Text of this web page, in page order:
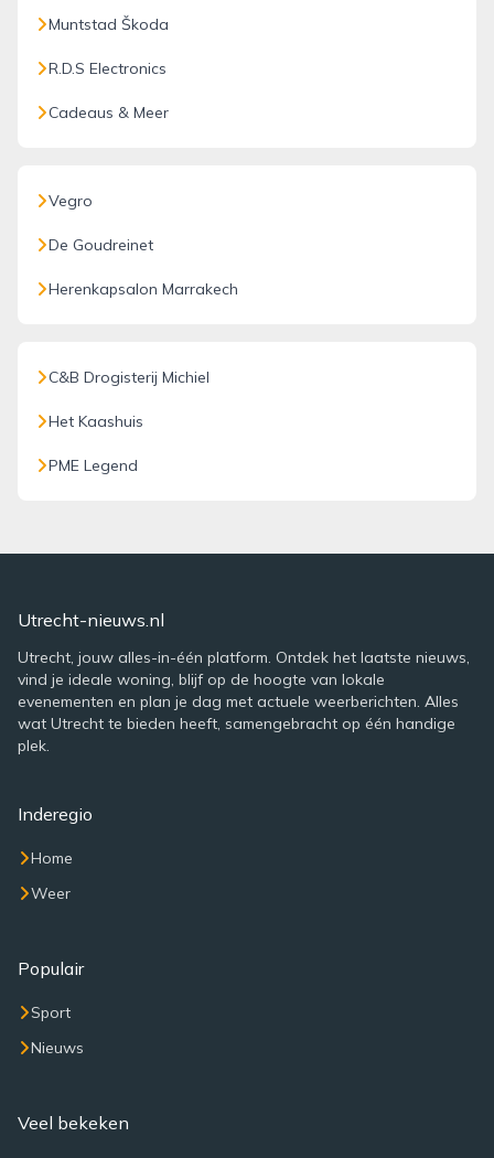
Muntstad Škoda
R.D.S Electronics
Cadeaus & Meer
Vegro
De Goudreinet
Herenkapsalon Marrakech
C&B Drogisterij Michiel
Het Kaashuis
PME Legend
Utrecht-nieuws.nl
Utrecht, jouw alles-in-één platform. Ontdek het laatste nieuws,
vind je ideale woning, blijf op de hoogte van lokale
evenementen en plan je dag met actuele weerberichten. Alles
wat Utrecht te bieden heeft, samengebracht op één handige
plek.
Inderegio
Home
Weer
Populair
Sport
Nieuws
Veel bekeken